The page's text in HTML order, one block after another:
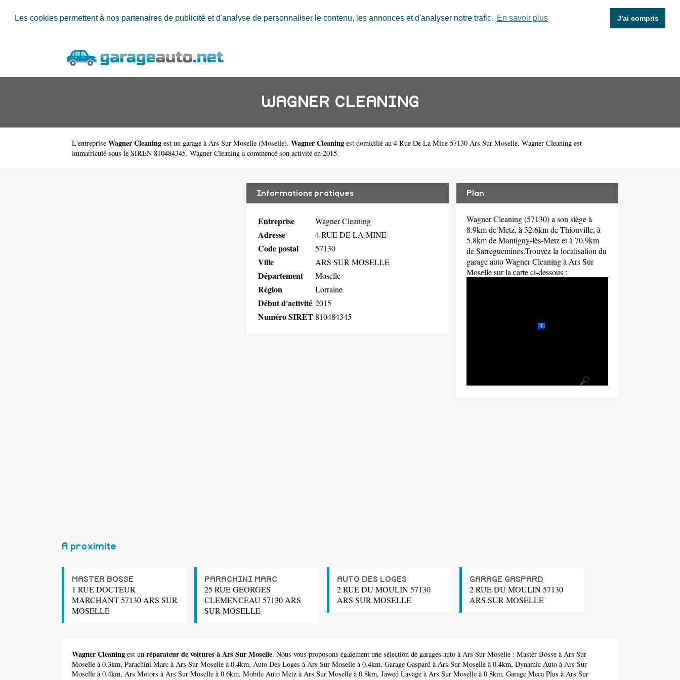
Les cookies permettent à nos partenaires de publicité et d'analyse de personnaliser le contenu, les annonces et d'analyser notre trafic. En savoir plus J'ai compris
WAGNER CLEANING
L'entreprise Wagner Cleaning est un garage à Ars Sur Moselle (Moselle). Wagner Cleaning est domicilié au 4 Rue De La Mine 57130 Ars Sur Moselle. Wagner Cleaning est
immatriculé sous le SIREN 810484345. Wagner Cleaning a commencé son activité en 2015.
Informations pratiques
Entreprise Wagner Cleaning
Adresse 4 RUE DE LA MINE
Code postal 57130
Ville ARS SUR MOSELLE
Département Moselle
Région Lorraine
Début d'activité 2015
Numéro SIRET 810484345
Plan
Wagner Cleaning (57130) a son siège à
8.9km de Metz, à 32.6km de Thionville, à
5.8km de Montigny-lès-Metz et à 70.9km
de Sarreguemines.Trouvez la localisation du
garage auto Wagner Cleaning à Ars Sur
Moselle sur la carte ci-dessous :
A proximite
MASTER BOSSE
1 RUE DOCTEUR
MARCHANT 57130 ARS SUR
MOSELLE
PARACHINI MARC
25 RUE GEORGES
CLEMENCEAU 57130 ARS
SUR MOSELLE
AUTO DES LOGES
2 RUE DU MOULIN 57130
ARS SUR MOSELLE
GARAGE GASPARD
2 RUE DU MOULIN 57130
ARS SUR MOSELLE
Wagner Cleaning est un réparateur de voitures à Ars Sur Moselle. Nous vous proposons également une sélection de garages auto à Ars Sur Moselle : Master Bosse à Ars Sur
Moselle à 0.3km, Parachini Marc à Ars Sur Moselle à 0.4km, Auto Des Loges à Ars Sur Moselle à 0.4km, Garage Gaspard à Ars Sur Moselle à 0.4km, Dynamic Auto à Ars Sur
Moselle à 0.4km, Ars Motors à Ars Sur Moselle à 0.6km, Mobile Auto Metz à Ars Sur Moselle à 0.8km, Jawed Lavage à Ars Sur Moselle à 0.8km, Garage Meca Plus à Ars Sur